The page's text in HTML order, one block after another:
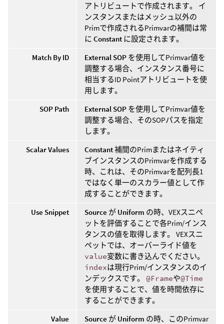
アトリビュートで作成されます。 イ
ンスタンスまたはメッシュ以外の
Primで作成されるPrimvarの補間は常
に Constant に設定されます。
Match By ID
External SOP を使用してPrimvar値を
調整する場合、インスタンス番号に
相当するID Pointアトリビュートを使
用します。
SOP Path
External SOP を使用してPrimvar値を
調整する場合、そのSOPパスを指定
します。
Scalar Values
Constant補間のPrimまたはネイティ
ブインスタンスのPrimvarを作成する
時、これは、そのPrimvarを配列長1
ではなく単一のスカラー値として作
成することができます。
Use Snippet
Source が Uniform の時、VEXスニペ
ットを評価することで各Prim/インス
タンスの値を取得します。 VEXスニ
ペットでは、オーバーライド値を
value変数に書き込んでください。
indexは現行Prim/インスタンスのイ
ンデックスです。 @Frameや@Time
を使用することで、値を時間依存に
することができます。
Value
Source が Uniform の時、このPrimvar